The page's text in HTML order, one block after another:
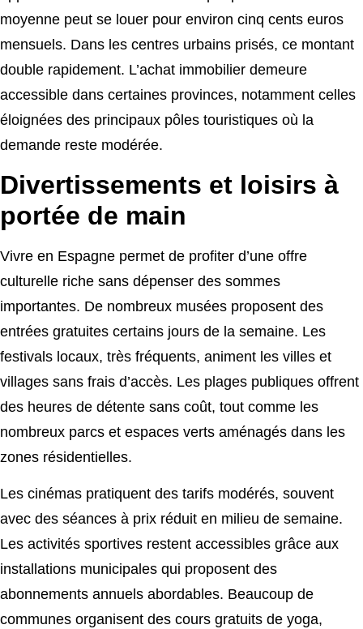
moyenne peut se louer pour environ cinq cents euros
mensuels. Dans les centres urbains prisés, ce montant
double rapidement. L’achat immobilier demeure
accessible dans certaines provinces, notamment celles
éloignées des principaux pôles touristiques où la
demande reste modérée.
Divertissements et loisirs à
portée de main
Vivre en Espagne permet de profiter d’une offre
culturelle riche sans dépenser des sommes
importantes. De nombreux musées proposent des
entrées gratuites certains jours de la semaine. Les
festivals locaux, très fréquents, animent les villes et
villages sans frais d’accès. Les plages publiques offrent
des heures de détente sans coût, tout comme les
nombreux parcs et espaces verts aménagés dans les
zones résidentielles.
Les cinémas pratiquent des tarifs modérés, souvent
avec des séances à prix réduit en milieu de semaine.
Les activités sportives restent accessibles grâce aux
installations municipales qui proposent des
abonnements annuels abordables. Beaucoup de
communes organisent des cours gratuits de yoga,